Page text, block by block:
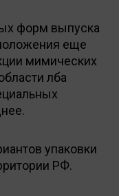
форм выпуска
еще
мимических
лба
упаковки
РФ.